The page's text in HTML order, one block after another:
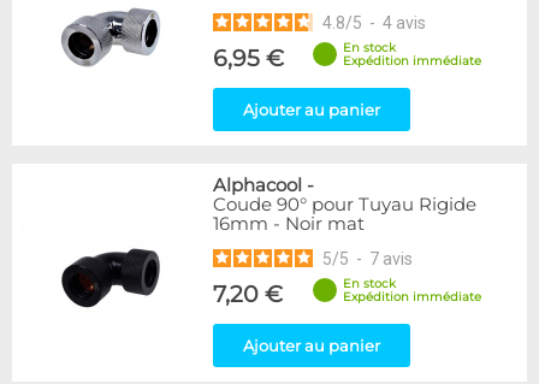
4.8/5 - 4 avis
6,95 €
En stock
Expédition immédiate
Ajouter au panier
Alphacool -
Coude 90° pour Tuyau Rigide
16mm - Noir mat
5/5 - 7 avis
7,20 €
En stock
Expédition immédiate
Ajouter au panier